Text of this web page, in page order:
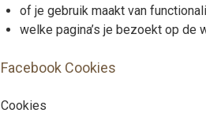
of je gebruik maakt van
welke pagina’s je bezoekt op de
Facebook Cookies
Cookies